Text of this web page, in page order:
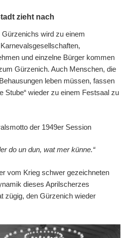
zieht nach
wird zu einem
und einzelne Bürger kommen
Gürzenich. Auch Menschen, die
leben müssen, fassen
Stube“ wieder zu einem Festsaal zu
der 1949er Session
do un dun, wat mer künne.“
vom Krieg schwer gezeichneten
dieses Aprilscherzes
zügig, den Gürzenich wieder